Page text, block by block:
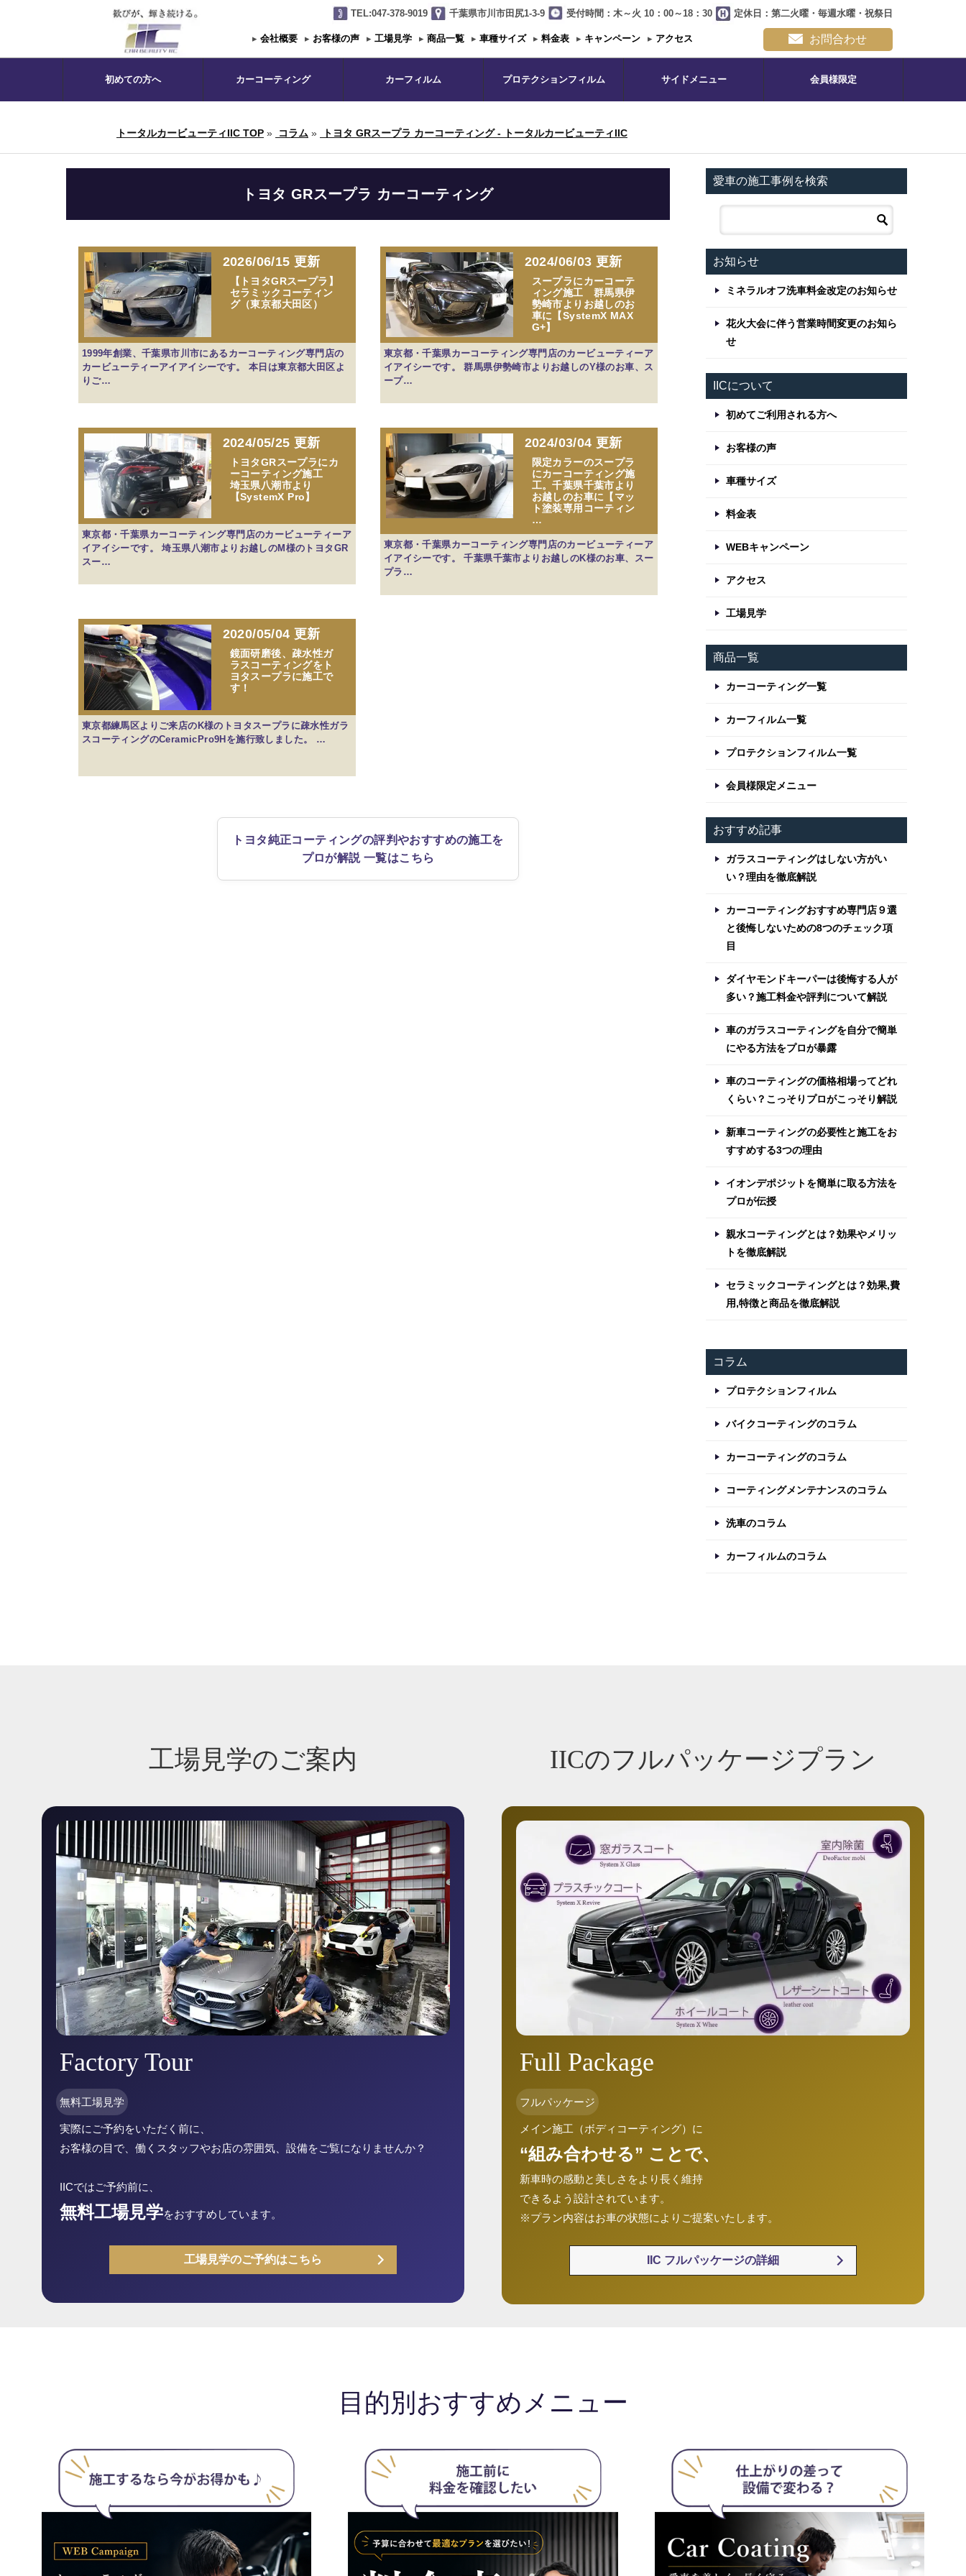
TEL:047-378-9019 千葉県市川市田尻1-3-9 受付時間：木～火 10：00～18：30 定休日：第二火曜・毎週水曜・祝祭日
▸ 会社概要 ▸ お客様の声 ▸ 工場見学 ▸ 商品一覧 ▸ 車種サイズ ▸ 料金表 ▸ キャンペーン ▸ アクセス お問合わせ
初めての方へ カーコーティング カーフィルム プロテクションフィルム サイドメニュー 会員様限定
トータルカービューティIIC TOP » コラム » トヨタ GRスープラ カーコーティング - トータルカービューティIIC
トヨタ GRスープラ カーコーティング
2026/06/15 更新
【トヨタGRスープラ】
セラミックコーティン
グ（東京都大田区）
1999年創業、千葉県市川市にあるカーコーティング専門店の
カービューティーアイアイシーです。 本日は東京都大田区よ
りご…
2024/06/03 更新
スープラにカーコーテ
ィング施工 群馬県伊
勢崎市よりお越しのお
車に【SystemX MAX
G+】
東京都・千葉県カーコーティング専門店のカービューティーア
イアイシーです。 群馬県伊勢崎市よりお越しのY様のお車、ス
ープ…
2024/05/25 更新
トヨタGRスープラにカ
ーコーティング施工
埼玉県八潮市より
【SystemX Pro】
東京都・千葉県カーコーティング専門店のカービューティーア
イアイシーです。 埼玉県八潮市よりお越しのM様のトヨタGR
スー…
2024/03/04 更新
限定カラーのスープラ
にカーコーティング施
工。千葉県千葉市より
お越しのお車に【マッ
ト塗装専用コーティン
…
東京都・千葉県カーコーティング専門店のカービューティーア
イアイシーです。 千葉県千葉市よりお越しのK様のお車、スー
プラ…
2020/05/04 更新
鏡面研磨後、疎水性ガ
ラスコーティングをト
ヨタスープラに施工で
す！
東京都練馬区よりご来店のK様のトヨタスープラに疎水性ガラ
スコーティングのCeramicPro9Hを施行致しました。 …
トヨタ純正コーティングの評判やおすすめの施工を
プロが解説 一覧はこちら
愛車の施工事例を検索
お知らせ
ミネラルオフ洗車料金改定のお知らせ
花火大会に伴う営業時間変更のお知ら
せ
IICについて
初めてご利用される方へ
お客様の声
車種サイズ
料金表
WEBキャンペーン
アクセス
工場見学
商品一覧
カーコーティング一覧
カーフィルム一覧
プロテクションフィルム一覧
会員様限定メニュー
おすすめ記事
ガラスコーティングはしない方がい
い？理由を徹底解説
カーコーティングおすすめ専門店９選
と後悔しないための8つのチェック項
目
ダイヤモンドキーパーは後悔する人が
多い？施工料金や評判について解説
車のガラスコーティングを自分で簡単
にやる方法をプロが暴露
車のコーティングの価格相場ってどれ
くらい？こっそりプロがこっそり解説
新車コーティングの必要性と施工をお
すすめする3つの理由
イオンデポジットを簡単に取る方法を
プロが伝授
親水コーティングとは？効果やメリッ
トを徹底解説
セラミックコーティングとは？効果,費
用,特徴と商品を徹底解説
コラム
プロテクションフィルム
バイクコーティングのコラム
カーコーティングのコラム
コーティングメンテナンスのコラム
洗車のコラム
カーフィルムのコラム
工場見学のご案内
Factory Tour
無料工場見学
実際にご予約をいただく前に、
お客様の目で、働くスタッフやお店の雰囲気、設備をご覧になりませんか？
IICではご予約前に、
無料工場見学をおすすめしています。
工場見学のご予約はこちら
IICのフルパッケージプラン
Full Package
フルパッケージ
メイン施工（ボディコーティング）に
“組み合わせる” ことで、
新車時の感動と美しさをより長く維持
できるよう設計されています。
※プラン内容はお車の状態によりご提案いたします。
IIC フルパッケージの詳細
目的別おすすめメニュー